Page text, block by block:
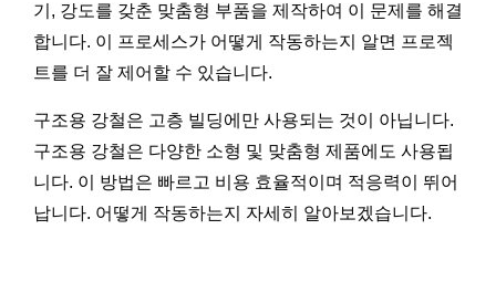
기, 강도를 갖춘 맞춤형 부품을 제작하여 이 문제를 해결
합니다. 이 프로세스가 어떻게 작동하는지 알면 프로젝
트를 더 잘 제어할 수 있습니다.
구조용 강철은 고층 빌딩에만 사용되는 것이 아닙니다.
구조용 강철은 다양한 소형 및 맞춤형 제품에도 사용됩
니다. 이 방법은 빠르고 비용 효율적이며 적응력이 뛰어
납니다. 어떻게 작동하는지 자세히 알아보겠습니다.